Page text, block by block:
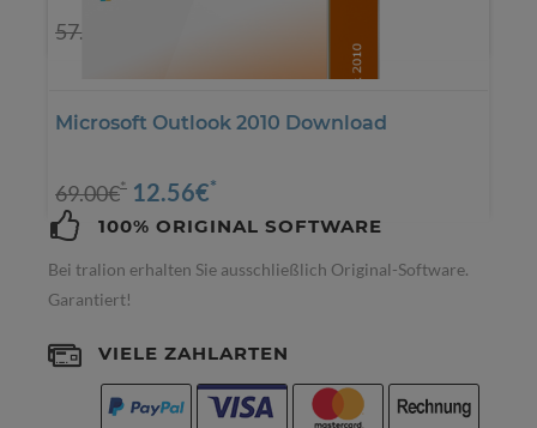
57.98€
Microsoft Outlook 2010 Download
69.00€* 12.56€*
100% ORIGINAL SOFTWARE
Bei tralion erhalten Sie ausschließlich Original-Software.
Garantiert!
VIELE ZAHLARTEN